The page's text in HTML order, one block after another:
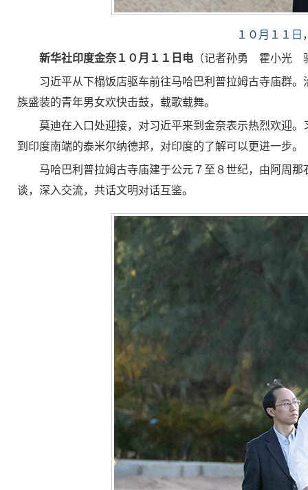
１０月１１
新华社印度金奈１０月１１日电 （记者孙勇 霍小光
习近平从下榻饭店驱车前往马哈巴利普拉姆古寺庙群
族盛装的青年男女欢快击鼓，载歌载舞。
莫迪在入口处迎接，对习近平来到金奈表示热烈欢迎
到印度南端的泰米尔纳德邦，对印度的了解可以更进一步。
马哈巴利普拉姆古寺庙建于公元７至８世纪，由阿周
谈，深入交流，共话文明对话互鉴。